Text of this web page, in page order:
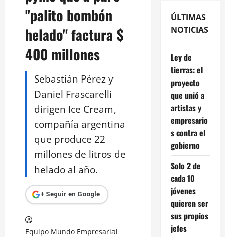
"palito bombón
helado" factura $
400 millones
Sebastián Pérez y
Daniel Frascarelli
dirigen Ice Cream,
compañía argentina
que produce 22
millones de litros de
helado al año.
+ Seguir en Google
Equipo Mundo Empresarial
ÚLTIMAS
NOTICIAS
Ley de
tierras: el
proyecto
que unió a
artistas y
empresario
s contra el
gobierno
Solo 2 de
cada 10
jóvenes
quieren ser
sus propios
jefes